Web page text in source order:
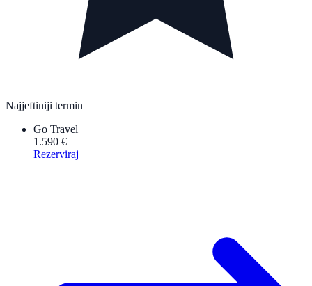
Najjeftiniji termin
Go Travel
1.590 €
Rezerviraj